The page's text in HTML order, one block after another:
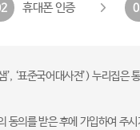
휴대폰 인증
‘표준국어대사전’) 누리집
동의를 받은 후에 가입하여 주